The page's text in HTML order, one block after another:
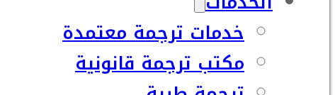
خدمات ترجمة معتمدة
مكتب ترجمة قانونية